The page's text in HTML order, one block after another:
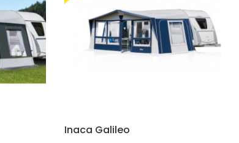
Inaca Galileo